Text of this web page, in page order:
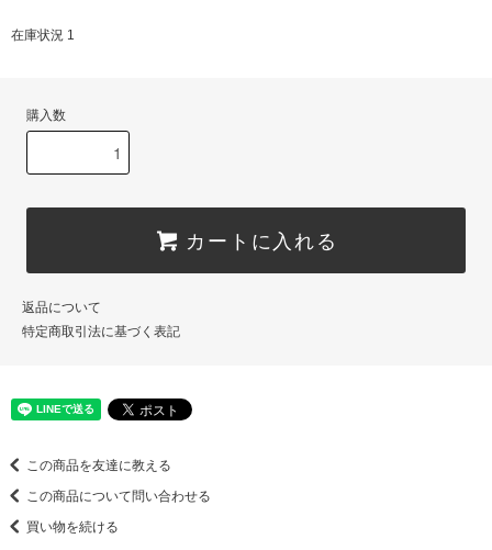
在庫状況 1
購入数
カートに入れる
返品について
特定商取引法に基づく表記
この商品を友達に教える
この商品について問い合わせる
買い物を続ける